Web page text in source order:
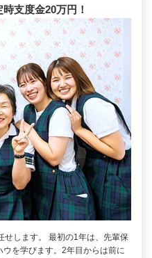
支度金20万円！
せします。 最初の1年は、先輩保
を学びます。2年目からは前に